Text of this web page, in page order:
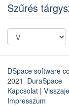
Szűrés
DSpace software
2021 DuraSpace
Kapcsolat |
Impresszum